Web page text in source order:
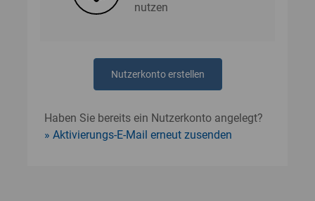
nutzen
Nutzerkonto erstellen
Haben Sie bereits ein Nutzerkonto angelegt?
Aktivierungs-E-Mail erneut zusenden